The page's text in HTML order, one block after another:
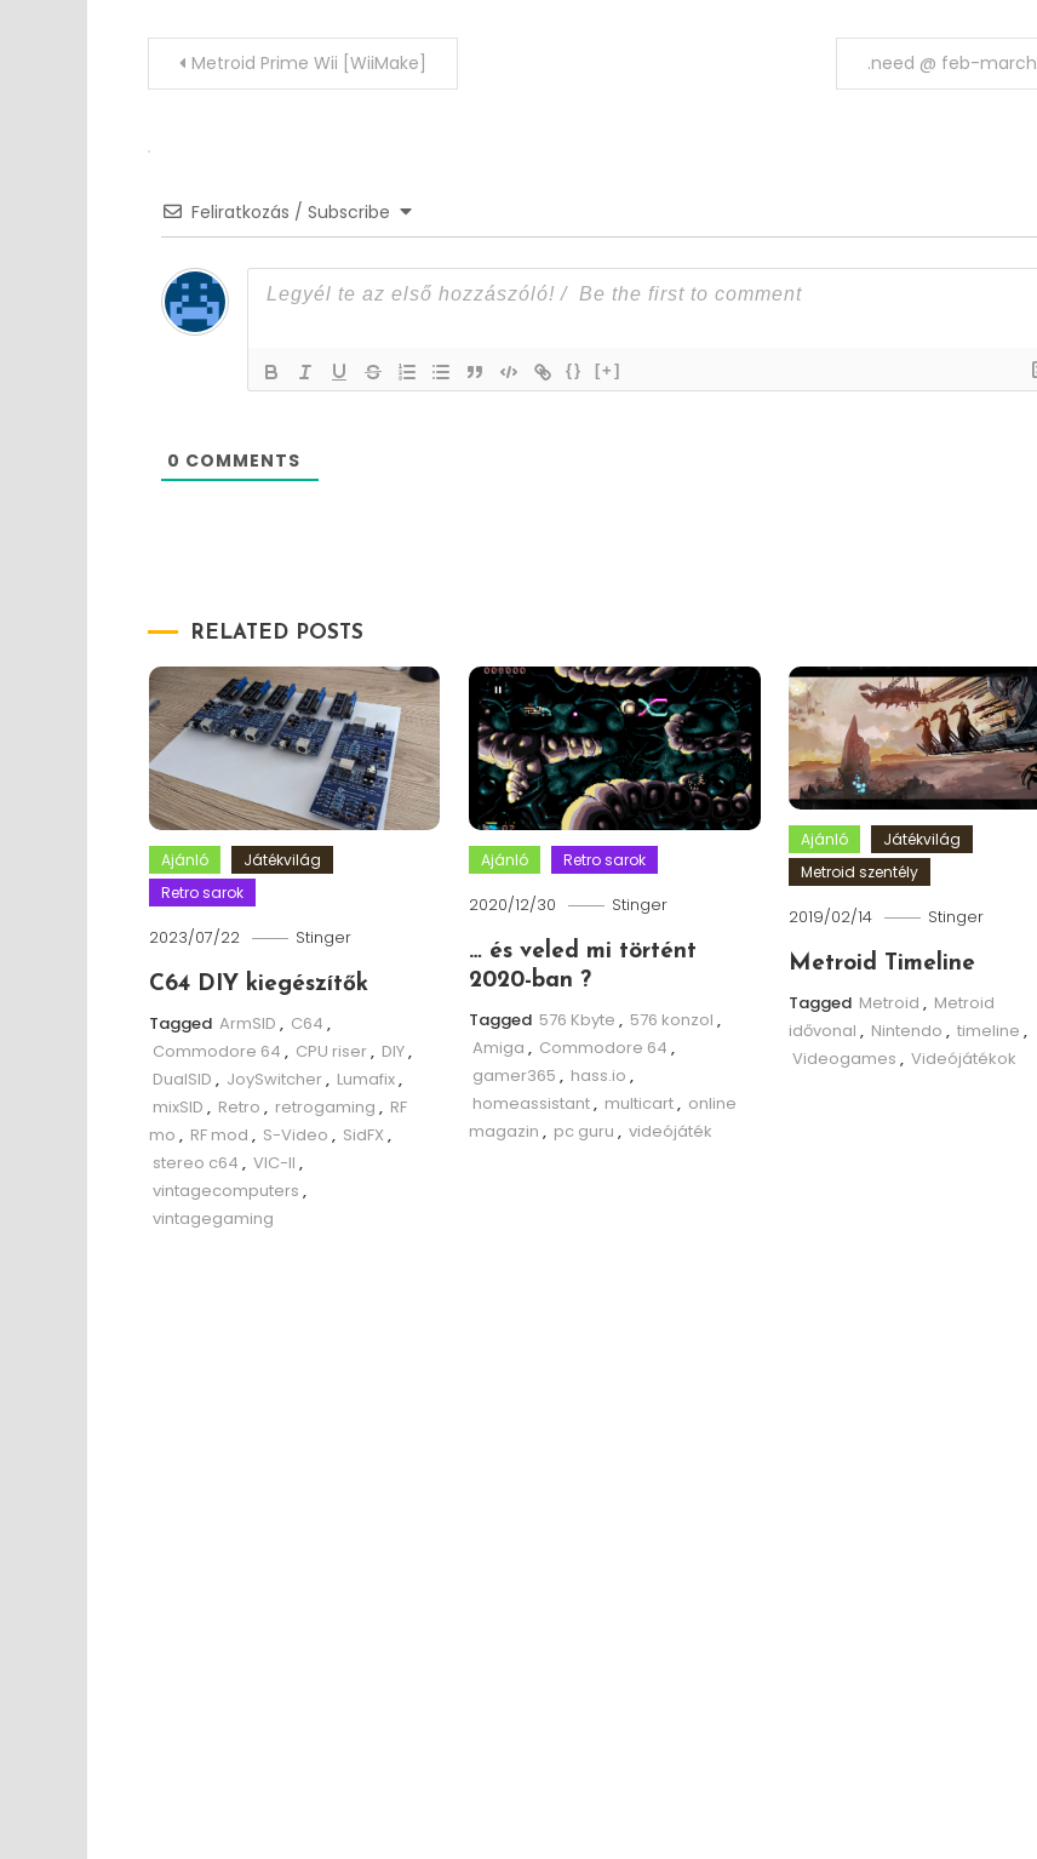
PostMetroid Prime Wii [WiiMake] .need @ feb-march
Feliratkozás / Subscribe
{} [+]
0 COMMENTS
RELATED POSTS
Ajánló
Játékvilág
Retro sarok
2023/07/22 Stinger
C64 DIY kiegészítők
Tagged ArmSID , C64 ,
Commodore 64 , CPU riser, DIY,
DualSID , JoySwitcher, Lumafix,
mixSID , Retro , retrogaming , RF
mo , RF mod , S-Video , SidFX ,
stereo c64 , VIC-II ,
vintagecomputers ,
vintagegaming
Ajánló Retro sarok
2020/12/30 Stinger
… és veled mi történt
2020-ban ?
Tagged 576 Kbyte , 576 konzol ,
Amiga , Commodore 64 ,
gamer365 , hass.io ,
homeassistant, multicart, online
magazin , pc guru , videójáték
Ajánló
Játékvilág
Metroid szentély
2019/02/14 Stinger
Metroid Timeline
Tagged Metroid , Metroid
idővonal , Nintendo , timeline ,
Videogames , Videójátékok